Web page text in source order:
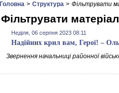
Головна > Структура > Фільтрувати
Фільтрувати
Неділя, 06 серпня 2023 08:11
Надійних крил вам, Герої! –
Звернення начальниці районної